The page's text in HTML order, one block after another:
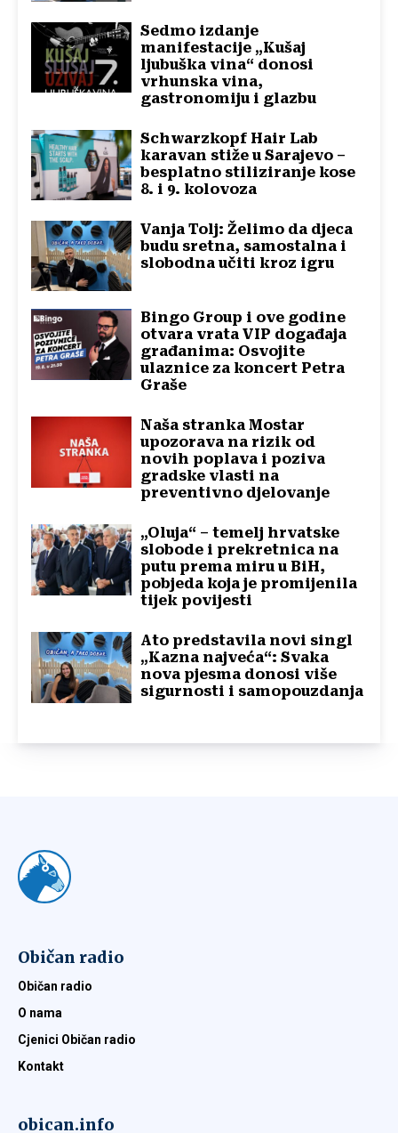
Sedmo izdanje
manifestacije „Kušaj
ljubuška vina“ donosi
vrhunska vina,
gastronomiju i glazbu
Schwarzkopf Hair Lab
karavan stiže u Sarajevo –
besplatno stiliziranje kose
8. i 9. kolovoza
Vanja Tolj: Želimo da djeca
budu sretna, samostalna i
slobodna učiti kroz igru
Bingo Group i ove godine
otvara vrata VIP događaja
građanima: Osvojite
ulaznice za koncert Petra
Graše
Naša stranka Mostar
upozorava na rizik od
novih poplava i poziva
gradske vlasti na
preventivno djelovanje
„Oluja“ – temelj hrvatske
slobode i prekretnica na
putu prema miru u BiH,
pobjeda koja je promijenila
tijek povijesti
Ato predstavila novi singl
„Kazna najveća“: Svaka
nova pjesma donosi više
sigurnosti i samopouzdanja
Običan radio
Običan radio
O nama
Cjenici Običan radio
Kontakt
obican.info